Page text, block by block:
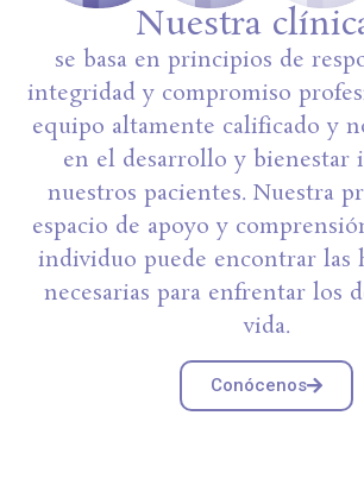
Nuestra
se basa en principios de
integridad y compromiso
equipo altamente calificado y
en el desarrollo y bienestar
nuestros pacientes. Nuestra
espacio de apoyo y
individuo puede encontrar las
necesarias para enfrentar los
vida.
Conócenos